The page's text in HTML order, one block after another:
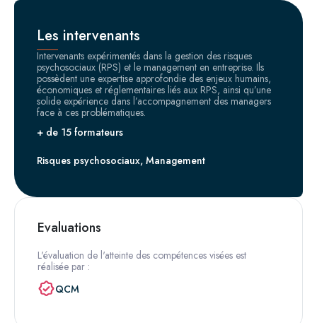
Les intervenants
Intervenants expérimentés dans la gestion des risques
psychosociaux (RPS) et le management en entreprise. Ils
possèdent une expertise approfondie des enjeux humains,
économiques et réglementaires liés aux RPS, ainsi qu’une
solide expérience dans l’accompagnement des managers
face à ces problématiques.
+ de 15 formateurs
Risques psychosociaux, Management
Evaluations
L'évaluation de l'atteinte des compétences visées est
réalisée par :
QCM